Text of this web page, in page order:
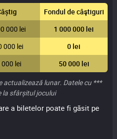
Fondul de câştiguri
000 lei
1 000 000 lei
000 lei
0 lei
000 lei
50 000 lei
actualizează lunar. Datele cu ***
la sfârșitul jocului
a biletelor poate fi găsit pe